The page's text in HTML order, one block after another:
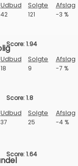
Udbud Solgte Afslag
42 121 -3 %
Score: 1.94
Udbud Solgte Afslag
18 9 -7 %
Score: 1.8
Udbud Solgte Afslag
37 25 -4 %
Score: 1.64